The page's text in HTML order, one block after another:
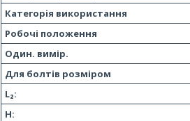
Категорія використання
Робочі положення
Один. вимір.
Для болтів розміром
L₂:
H: